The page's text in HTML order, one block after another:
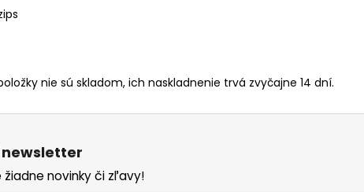
nie sú skladom, ich naskladnenie trvá zvyčajne 14 dní.
žiadne novinky či zľavy!